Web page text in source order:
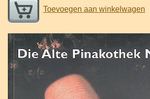
Toevoegen aan winkelwagen